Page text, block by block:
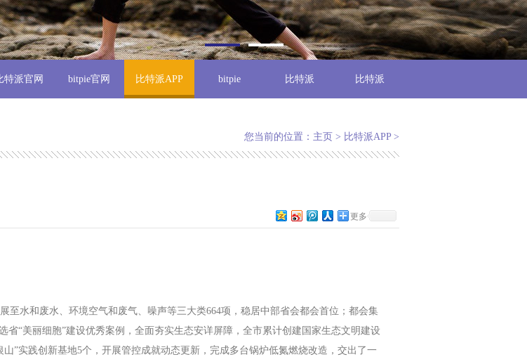
特派官网 bitpie官网 比特派APP bitpie 比特派 比特派
您当前的位置： 主页 > 比特派APP >
更多
至水和废水、环境空气和废气、噪声等三大类664项，稳居中部省会都会首位；都会集
省“美丽细胞”建设优秀案例，全面夯实生态安详屏障，全市累计创建国家生态文明建设
”实践创新基地5个，开展管控成就动态更新，完成多台锅炉低氮燃烧改造，交出了一